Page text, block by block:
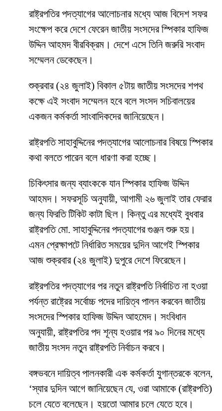
রাষ্ট্রপতির পদত্যাগের আলোচনার মধ্যে আজ বিদেশ সফর
সংক্ষেপ করে দেশে ফেরেন জাতীয় সংসদের স্পিকার হাফিজ
উদ্দিন আহমদ বীরবিক্রম। দেশে এসে তিনি জরুরি সংবাদ
সম্মেলন ডেকেছেন।
শুক্রবার (২৪ জুলাই) বিকাল ৫টায় জাতীয় সংসদের শপথ
কক্ষে এই সংবাদ সম্মেলন হবে বলে সংসদ সচিবালয়ের
একজন কর্মকর্তা সাংবাদিকদের জানিয়েছেন।
রাষ্ট্রপতি সাহাবুদ্দিনের পদত্যাগের আলোচনার বিষয়ে স্পিকার
কথা বলতে পারেন বলে ধারণা করা হচ্ছে।
চিকিৎসার জন্য ব্যাংককে যান স্পিকার হাফিজ উদ্দিন
আহমদ। সফরসূচি অনুযায়ী, আগামী ২৬ জুলাই তার ফেরার
জন্য ফিরতি টিকিট কাটা ছিল। কিন্তু এর মধ্যেই বুধবার
রাষ্ট্রপতি মো. সাহাবুদ্দিনের পদত্যাগের গুঞ্জন শুরু হয়।
এমন প্রেক্ষাপটে নির্ধারিত সময়ের দুদিন আগেই স্পিকার
আজ শুক্রবার (২৪ জুলাই) দুপুরে দেশে ফিরেছেন।
রাষ্ট্রপতির পদত্যাগের পর নতুন রাষ্ট্রপতি নির্বাচিত না হওয়া
পর্যন্ত রাষ্ট্রের সর্বোচ্চ পদের দায়িত্ব পালন করবেন জাতীয়
সংসদের স্পিকার হাফিজ উদ্দিন আহমেদ। সংবিধান
অনুযায়ী, রাষ্ট্রপতির পদ শূন্য হওয়ার পর ৯০ দিনের মধ্যে
জাতীয় সংসদ নতুন রাষ্ট্রপতি নির্বাচন করবে।
বঙ্গভবনে দায়িত্ব পালনকারী এক কর্মকর্তা যুগান্তরকে বলেন,
‘স্যার দুদিন আগে জানিয়েছেন যে, ওরা আমাকে (রাষ্ট্রপতি)
চলে যেতে বলেছেন। হয়তো আমার চলে যেতে হবে।